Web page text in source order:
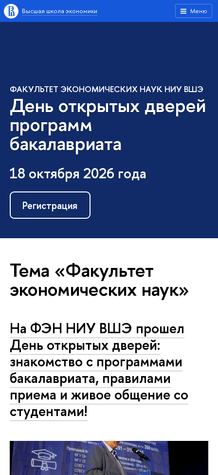
Меню
Высшая школа экономики
ФАКУЛЬТЕТ ЭКОНОМИЧЕСКИХ НАУК НИУ ВШЭ
День открытых дверей
программ
бакалавриата
18 октября 2026 года
Регистрация
Тема «Факультет
экономических наук»
На ФЭН НИУ ВШЭ прошел
День открытых дверей:
знакомство с программами
бакалавриата, правилами
приема и живое общение со
студентами!